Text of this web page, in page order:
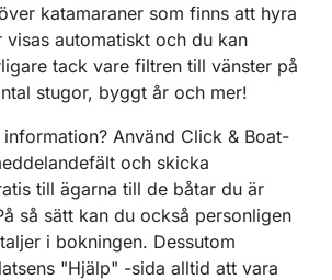
katamaraner som finns att hyra
visas automatiskt och du kan
tack vare filtren till vänster på
stugor, byggt år och mer!
Använd Click & Boat-
och skicka
till ägarna till de båtar du är
så sätt kan du också personligen
i bokningen. Dessutom
"Hjälp" -sida alltid att vara